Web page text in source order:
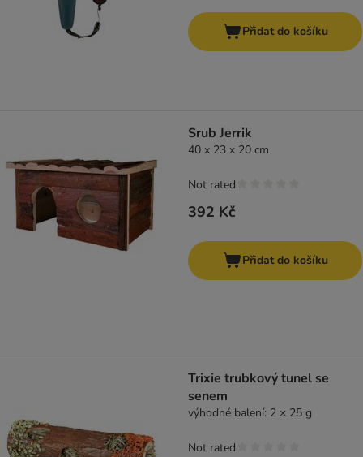
Přidat do košíku
Srub Jerrik
40 x 23 x 20 cm
392 Kč
Not rated
Přidat do košíku
Trixie trubkový tunel se
senem
výhodné balení: 2 × 25 g
Not rated